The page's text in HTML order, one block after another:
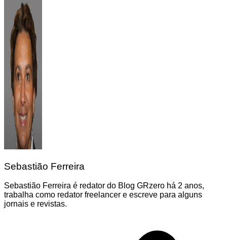
Sebastião Ferreira
Sebastião Ferreira é redator do Blog GRzero há 2 anos,
trabalha como redator freelancer e escreve para alguns
jornais e revistas.